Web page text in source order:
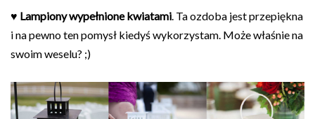
♥ Lampiony wypełnione kwiatami. Ta ozdoba jest przepiękna
i na pewno ten pomysł kiedyś wykorzystam. Może właśnie na
swoim weselu? ;)